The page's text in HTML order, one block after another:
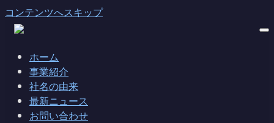
コンテンツへスキップ
ホーム
事業紹介
社名の由来
最新ニュース
お問い合わせ